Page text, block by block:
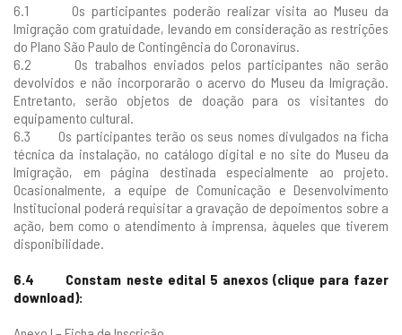
6.1 Os participantes poderão realizar visita ao Museu da
Imigração com gratuidade, levando em consideração as restrições
do Plano São Paulo de Contingência do Coronavírus.
6.2 Os trabalhos enviados pelos participantes não serão
devolvidos e não incorporarão o acervo do Museu da Imigração.
Entretanto, serão objetos de doação para os visitantes do
equipamento cultural.
6.3 Os participantes terão os seus nomes divulgados na ficha
técnica da instalação, no catálogo digital e no site do Museu da
Imigração, em página destinada especialmente ao projeto.
Ocasionalmente, a equipe de Comunicação e Desenvolvimento
Institucional poderá requisitar a gravação de depoimentos sobre a
ação, bem como o atendimento à imprensa, àqueles que tiverem
disponibilidade.
6.4 Constam neste edital 5 anexos (clique para fazer
download):